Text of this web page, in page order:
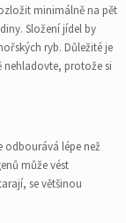
minimálně na pět
Složení jídel by
ryb. Důležité je
nehladovte, protože si
odbourává lépe než
může vést
se většinou